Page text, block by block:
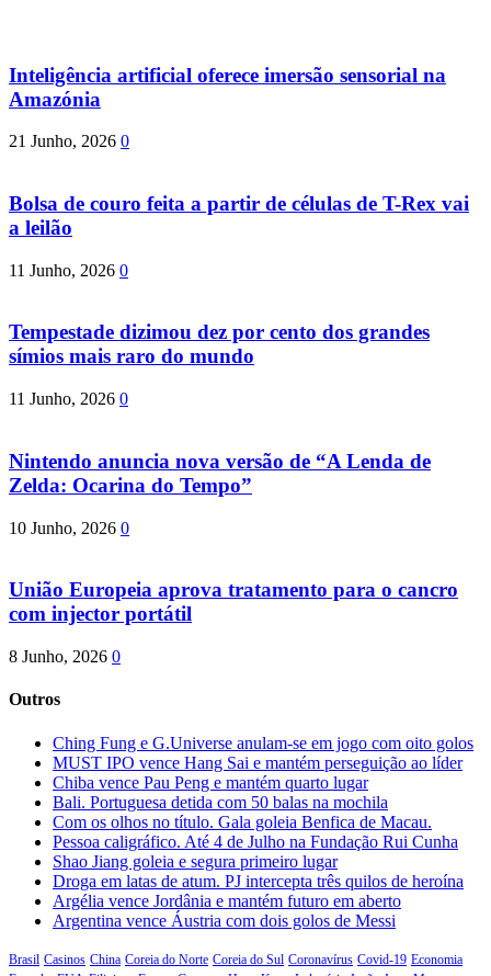
Inteligência artificial oferece imersão sensorial na
Amazónia
21 Junho, 2026 0
Bolsa de couro feita a partir de células de T-Rex vai
a leilão
11 Junho, 2026 0
Tempestade dizimou dez por cento dos grandes
símios mais raro do mundo
11 Junho, 2026 0
Nintendo anuncia nova versão de “A Lenda de
Zelda: Ocarina do Tempo”
10 Junho, 2026 0
União Europeia aprova tratamento para o cancro
com injector portátil
8 Junho, 2026 0
Outros
Ching Fung e G.Universe anulam-se em jogo com oito golos
MUST IPO vence Hang Sai e mantém perseguição ao líder
Chiba vence Pau Peng e mantém quarto lugar
Bali. Portuguesa detida com 50 balas na mochila
Com os olhos no título. Gala goleia Benfica de Macau.
Pessoa caligráfico. Até 4 de Julho na Fundação Rui Cunha
Shao Jiang goleia e segura primeiro lugar
Droga em latas de atum. PJ intercepta três quilos de heroína
Argélia vence Jordânia e mantém futuro em aberto
Argentina vence Áustria com dois golos de Messi
Brasil Casinos China Coreia do Norte Coreia do Sul Coronavírus Covid-19 Economia